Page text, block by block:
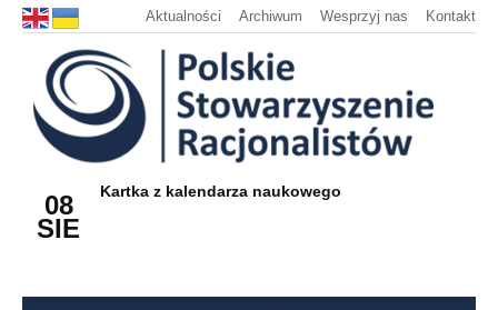
Aktualności Archiwum Wesprzyj nas Kontakt
08
SIE
Kartka z kalendarza naukowego